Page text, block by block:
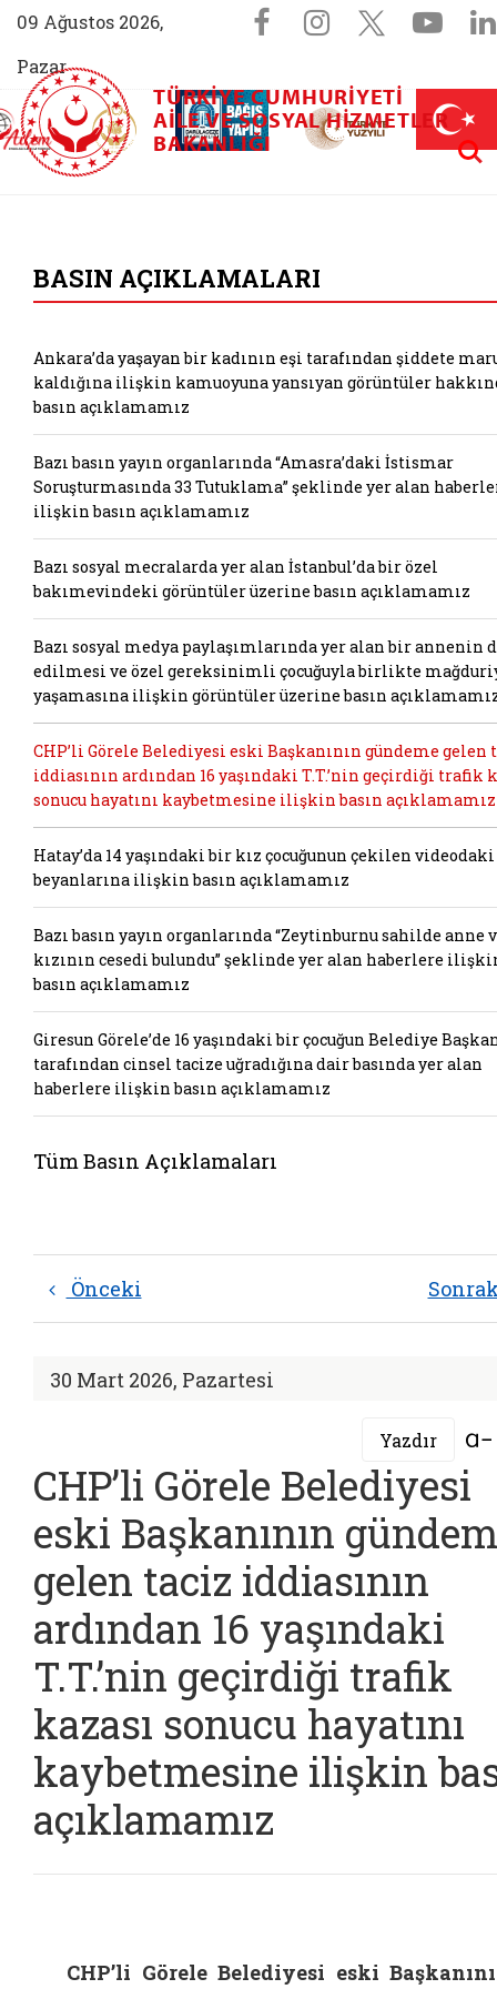
09 Ağustos 2026,
Pazar
Sosyal
Facebook
Instagram
X
Aile (yeni sekmede açılır)
AİLEM İletişim Merkezi (yeni sekmede açılır)
Aile ve Nüfus On Yılı (yeni sekmede açılır)
Darülaceze bağış sayfası (yeni
TÜRKIYE CUMHURIYETI
AILE VE SOSYAL HIZMETLER
BAKANLIĞI
BASIN AÇIKLAMALARI
Ankara’da yaşayan bir kadının eşi tarafından şiddete
kaldığına ilişkin kamuoyuna yansıyan görüntüler
basın açıklamamız
Bazı basın yayın organlarında “Amasra’daki İstismar
Soruşturmasında 33 Tutuklama” şeklinde yer alan
ilişkin basın açıklamamız
Bazı sosyal mecralarda yer alan İstanbul’da bir özel
bakımevindeki görüntüler üzerine basın açıklamamız
Bazı sosyal medya paylaşımlarında yer alan bir annenin
edilmesi ve özel gereksinimli çocuğuyla birlikte
yaşamasına ilişkin görüntüler üzerine basın
CHP’li Görele Belediyesi eski Başkanının gündeme gelen
iddiasının ardından 16 yaşındaki T.T.’nin geçirdiği trafik
sonucu hayatını kaybetmesine ilişkin basın açıklamamız
Hatay’da 14 yaşındaki bir kız çocuğunun çekilen videodaki
beyanlarına ilişkin basın açıklamamız
Bazı basın yayın organlarında “Zeytinburnu sahilde anne
kızının cesedi bulundu” şeklinde yer alan haberlere
basın açıklamamız
Giresun Görele’de 16 yaşındaki bir çocuğun Belediye
tarafından cinsel tacize uğradığına dair basında yer alan
haberlere ilişkin basın açıklamamız
Tüm Basın Açıklamaları
Önceki
30 Mart 2026, Pazartesi
Yazdır
CHP’li Görele Belediyesi
eski Başkanının
gelen taciz iddiasının
ardından 16 yaşındaki
T.T.’nin geçirdiği trafik
kazası sonucu hayatını
kaybetmesine ilişkin
açıklamamız
CHP’li Görele Belediyesi eski